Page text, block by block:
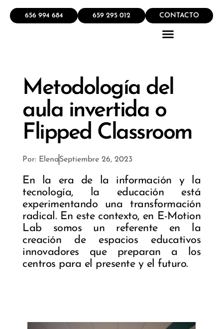
656 994 684 659 295 012 CONTACTO
Metodología del
aula invertida o
Flipped Classroom
Por: ElenaSeptiembre 26, 2023
En la era de la información y la
tecnología, la educación está
experimentando una transformación
radical. En este contexto, en E-Motion
Lab somos un referente en la
creación de espacios educativos
innovadores que preparan a los
centros para el presente y el futuro.